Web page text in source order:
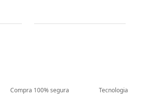
Compra 100% segura Tecnologia